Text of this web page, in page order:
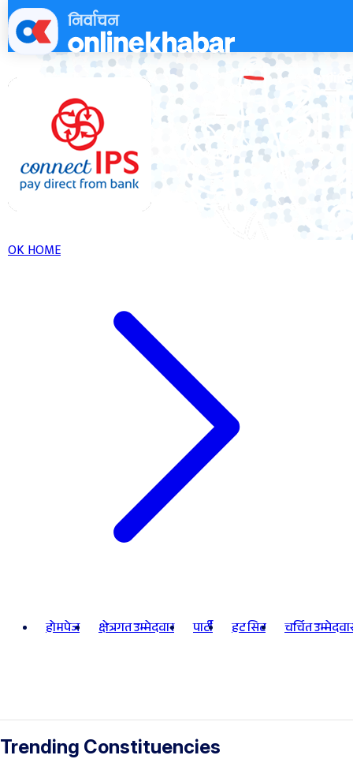
Skip
to
content
OK HOME
होमपेज क्षेत्रगत उम्मेदवार पार्टी हट सिट चर्चित
Trending Constituencies